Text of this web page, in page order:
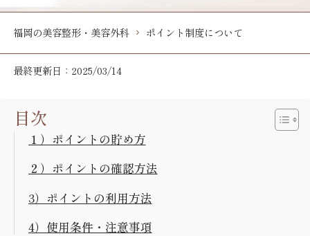
福岡の美容整形・美容外科 ポイント制度について
最終更新日：2025/03/14
目次
１）ポイントの貯め方
２）ポイントの確認方法
3）ポイントの利用方法
4）使用条件・注意事項